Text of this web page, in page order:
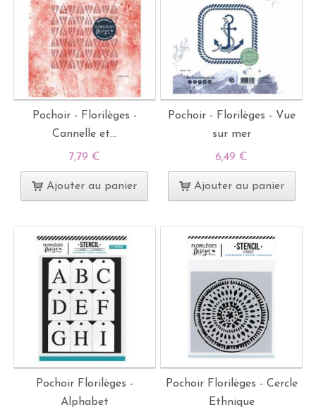
Pochoir - Florilèges -
Cannelle et...
7,79 €
Ajouter au panier
Pochoir - Florilèges - Vue
sur mer
6,49 €
Ajouter au panier
Pochoir Florilèges -
Alphabet
Pochoir Florilèges - Cercle
Ethnique